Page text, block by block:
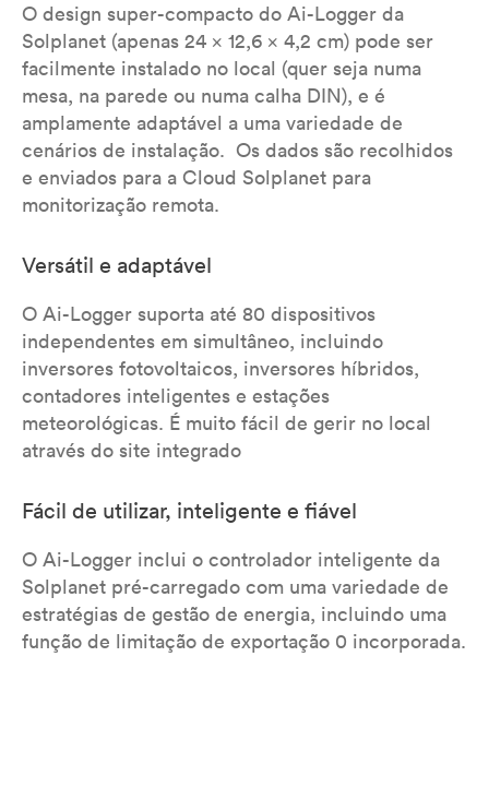
O design super-compacto do Ai-Logger da
Solplanet (apenas 24 x 12,6 x 4,2 cm) pode ser
facilmente instalado no local (quer seja numa
mesa, na parede ou numa calha DIN), e é
amplamente adaptável a uma variedade de
cenários de instalação. Os dados são recolhidos
e enviados para a Cloud Solplanet para
monitorização remota.
Versátil e adaptável
O Ai-Logger suporta até 80 dispositivos
independentes em simultâneo, incluindo
inversores fotovoltaicos, inversores híbridos,
contadores inteligentes e estações
meteorológicas. É muito fácil de gerir no local
através do site integrado
Fácil de utilizar, inteligente e fiável
O Ai-Logger inclui o controlador inteligente da
Solplanet pré-carregado com uma variedade de
estratégias de gestão de energia, incluindo uma
função de limitação de exportação 0 incorporada.